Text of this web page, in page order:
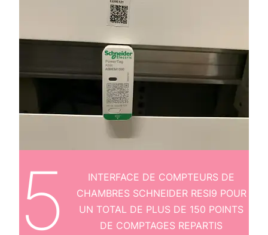
5
INTERFACE DE COMPTEURS DE
CHAMBRES SCHNEIDER RESI9 POUR
UN TOTAL DE PLUS DE 150 POINTS
DE COMPTAGES REPARTIS